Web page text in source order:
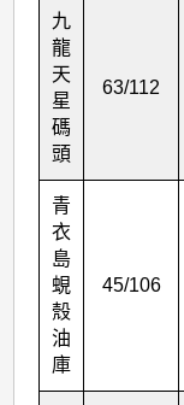
九
龍
天
星
碼
頭
63/112
青
衣
島
蜆
殼
油
庫
45/106